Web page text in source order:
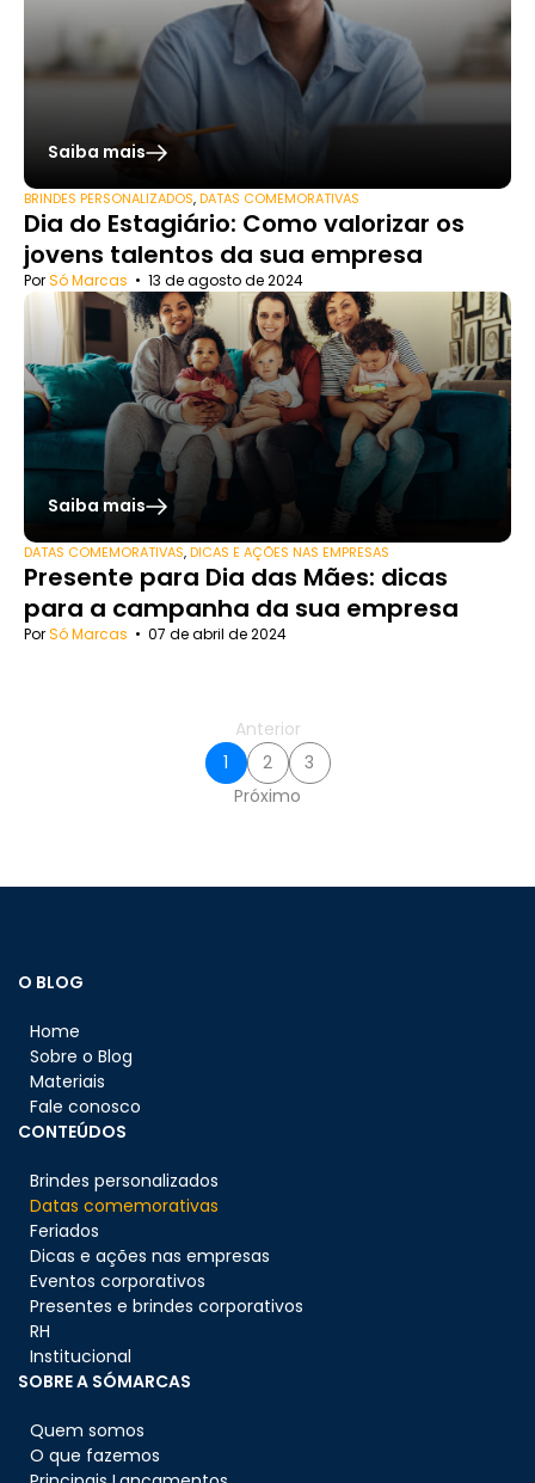
Saiba mais
BRINDES PERSONALIZADOS,DATAS COMEMORATIVAS
Dia do Estagiário: Como valorizar os
jovens talentos da sua empresa
PorSó Marcas • 13 de agosto de 2024
Saiba mais
DATAS COMEMORATIVAS,DICAS E AÇÕES NAS EMPRESAS
Presente para Dia das Mães: dicas
para a campanha da sua empresa
PorSó Marcas • 07 de abril de 2024
Anterior
1
2
3
Próximo
O BLOG
Home
Sobre o Blog
Materiais
Fale conosco
CONTEÚDOS
Brindes personalizados
Datas comemorativas
Feriados
Dicas e ações nas empresas
Eventos corporativos
Presentes e brindes corporativos
RH
Institucional
SOBRE A SÓMARCAS
Quem somos
O que fazemos